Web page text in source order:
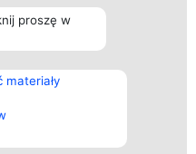
proszę w
Kontakt
Kontakt